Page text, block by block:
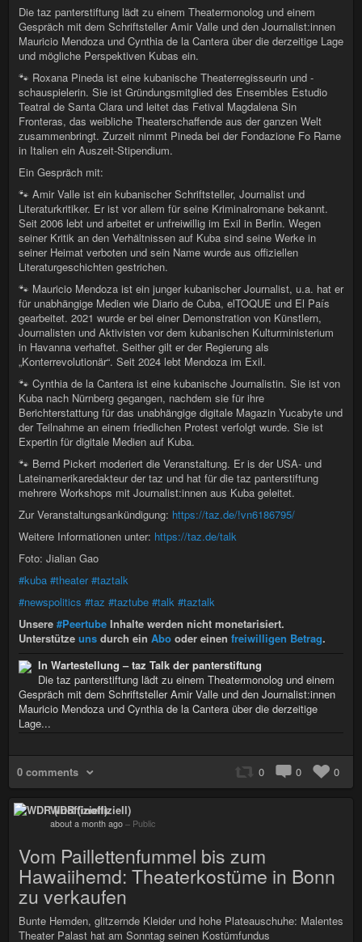
Die taz panterstiftung lädt zu einem Theatermonolog und einem
Gespräch mit dem Schriftsteller Amir Valle und den Journalist:innen
Mauricio Mendoza und Cynthia de la Cantera über die derzeitige Lage
und mögliche Perspektiven Kubas ein.
🐾 Roxana Pineda ist eine kubanische Theaterregisseurin und -
schauspielerin. Sie ist Gründungsmitglied des Ensembles Estudio
Teatral de Santa Clara und leitet das Fetival Magdalena Sin
Fronteras, das weibliche Theaterschaffende aus der ganzen Welt
zusammenbringt. Zurzeit nimmt Pineda bei der Fondazione Fo Rame
in Italien ein Auszeit-Stipendium.
Ein Gespräch mit:
🐾 Amir Valle ist ein kubanischer Schriftsteller, Journalist und
Literaturkritiker. Er ist vor allem für seine Kriminalromane bekannt.
Seit 2006 lebt und arbeitet er unfreiwillig im Exil in Berlin. Wegen
seiner Kritik an den Verhältnissen auf Kuba sind seine Werke in
seiner Heimat verboten und sein Name wurde aus offiziellen
Literaturgeschichten gestrichen.
🐾 Mauricio Mendoza ist ein junger kubanischer Journalist, u.a. hat er
für unabhängige Medien wie Diario de Cuba, elTOQUE und El País
gearbeitet. 2021 wurde er bei einer Demonstration von Künstlern,
Journalisten und Aktivisten vor dem kubanischen Kulturministerium
in Havanna verhaftet. Seither gilt er der Regierung als
„Konterrevolutionär“. Seit 2024 lebt Mendoza im Exil.
🐾 Cynthia de la Cantera ist eine kubanische Journalistin. Sie ist von
Kuba nach Nürnberg gegangen, nachdem sie für ihre
Berichterstattung für das unabhängige digitale Magazin Yucabyte und
der Teilnahme an einem friedlichen Protest verfolgt wurde. Sie ist
Expertin für digitale Medien auf Kuba.
🐾 Bernd Pickert moderiert die Veranstaltung. Er is der USA- und
Lateinamerikaredakteur der taz und hat für die taz panterstiftung
mehrere Workshops mit Journalist:innen aus Kuba geleitet.
Zur Veranstaltungsankündigung: https://taz.de/!vn6186795/
Weitere Informationen unter: https://taz.de/talk
Foto: Jialian Gao
#kuba #theater #taztalk
#newspolitics #taz #taztube #talk #taztalk
Unsere #Peertube Inhalte werden nicht monetarisiert.
Unterstütze uns durch ein Abo oder einen freiwilligen Betrag.
In Wartestellung – taz Talk der panterstiftung
Die taz panterstiftung lädt zu einem Theatermonolog und einem
Gespräch mit dem Schriftsteller Amir Valle und den Journalist:innen
Mauricio Mendoza und Cynthia de la Cantera über die derzeitige
Lage...
0 comments 0 0 0
WDR (inoffiziell)
about a month ago – Public
Vom Paillettenfummel bis zum
Hawaiihemd: Theaterkostüme in Bonn
zu verkaufen
Bunte Hemden, glitzernde Kleider und hohe Plateauschuhe: Malentes
Theater Palast hat am Sonntag seinen Kostümfundus